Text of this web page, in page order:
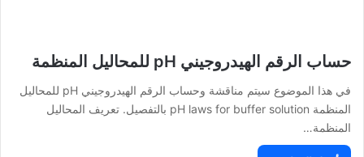
حساب الرقم الهيدروجيني pH للمحاليل المنظمة
في هذا الموضوع سيتم مناقشة وحساب الرقم الهيدروجيني pH للمحاليل
المنظمة pH laws for buffer solution بالتفصيل. تعريف المحاليل
المنظمة…